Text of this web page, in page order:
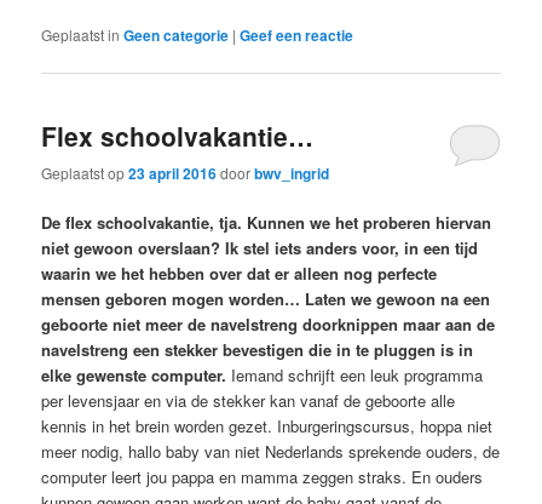
Geplaatst in Geen categorie |Geef een reactie
Flex schoolvakantie…
Geplaatst op23 april 2016doorbwv_ingrid
De flex schoolvakantie, tja. Kunnen we het proberen hiervan
niet gewoon overslaan? Ik stel iets anders voor, in een tijd
waarin we het hebben over dat er alleen nog perfecte
mensen geboren mogen worden… Laten we gewoon na een
geboorte niet meer de navelstreng doorknippen maar aan de
navelstreng een stekker bevestigen die in te pluggen is in
elke gewenste computer. Iemand schrijft een leuk programma
per levensjaar en via de stekker kan vanaf de geboorte alle
kennis in het brein worden gezet. Inburgeringscursus, hoppa niet
meer nodig, hallo baby van niet Nederlands sprekende ouders, de
computer leert jou pappa en mamma zeggen straks. En ouders